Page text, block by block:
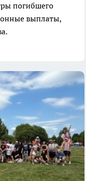
погибшего
выплаты,